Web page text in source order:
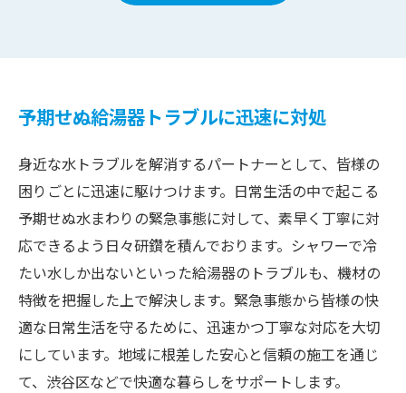
予期せぬ給湯器トラブルに迅速に対処
身近な水トラブルを解消するパートナーとして、皆様の
困りごとに迅速に駆けつけます。日常生活の中で起こる
予期せぬ水まわりの緊急事態に対して、素早く丁寧に対
応できるよう日々研鑽を積んでおります。シャワーで冷
たい水しか出ないといった給湯器のトラブルも、機材の
特徴を把握した上で解決します。緊急事態から皆様の快
適な日常生活を守るために、迅速かつ丁寧な対応を大切
にしています。地域に根差した安心と信頼の施工を通じ
て、渋谷区などで快適な暮らしをサポートします。